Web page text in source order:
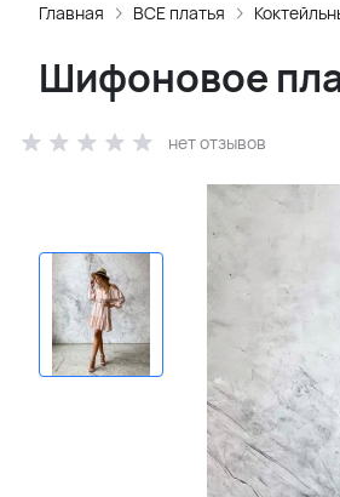
Главная ВСЕ платья
Шифоновое
нет отзывов